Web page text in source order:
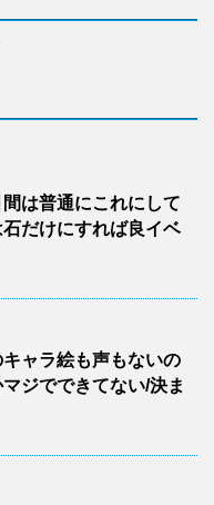
間は普通にこれにして
だけにすれば良イベ
キャラ絵も声もないの
ジでできてない/決ま